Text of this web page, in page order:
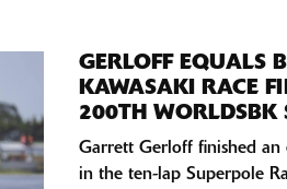
GERLOFF EQUALS
KAWASAKI RACE
200TH WORLDSBK
Garrett Gerloff finished an
in the ten-lap Superpole